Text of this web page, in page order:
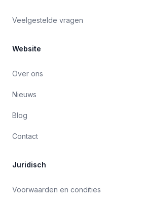
Veelgestelde vragen
Website
Over ons
Nieuws
Blog
Contact
Juridisch
Voorwaarden en condities